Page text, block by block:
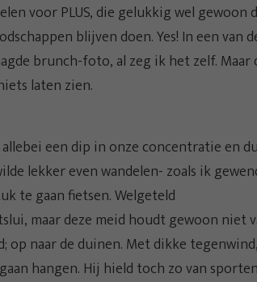
voor PLUS, die gelukkig wel gewoon
blijven doen. Yes! In een van
brunch-foto, al zeg ik het zelf.
laten zien.
een dip in onze concentratie en
lekker even wandelen- zoals ik
te gaan fietsen. Welgeteld
maar deze meid houdt gewoon niet
op naar de duinen. Met dikke
hangen. Hij hield toch zo van